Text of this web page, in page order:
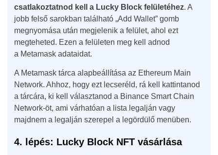
csatlakoztatnod kell a Lucky Block felületéhez. A
jobb felső sarokban található „Add Wallet” gomb
megnyomása után megjelenik a felület, ahol ezt
megteheted. Ezen a felületen meg kell adnod
a Metamask adataidat.
A Metamask tárca alapbeállítása az Ethereum Main
Network. Ahhoz, hogy ezt lecseréld, rá kell kattintanod
a tárcára, ki kell választanod a Binance Smart Chain
Network-öt, ami várhatóan a lista legalján vagy
majdnem a legalján szerepel a legördülő menüben.
4. lépés: Lucky Block NFT vásárlása